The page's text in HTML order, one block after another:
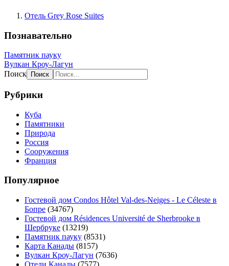
Отель Grey Rose Suites
Познавательно
Памятник пауку
Вулкан Кроу-Лагун
Поиск
Рубрики
Куба
Памятники
Природа
Россия
Сооружения
Франция
Популярное
Гостевой дом Condos Hôtel Val-des-Neiges - Le Céleste в
Бопре (34767)
Гостевой дом Résidences Université de Sherbrooke в
Шербруке (13219)
Памятник пауку (8531)
Карта Канады (8157)
Вулкан Кроу-Лагун (7636)